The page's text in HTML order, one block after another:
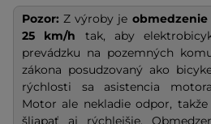
Pozor: Z výroby je obmedzenie
25 km/h tak, aby
prevádzku na pozemných
zákona posudzovaný ako
rýchlosti sa asistencia
Motor ale nekladie odpor,
šliapať aj rýchlejšie.